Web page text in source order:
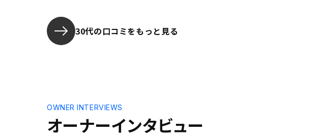
と思う。
30代の口コミをもっと見る
オーナーインタビュー
OWNER INTERVIEWS